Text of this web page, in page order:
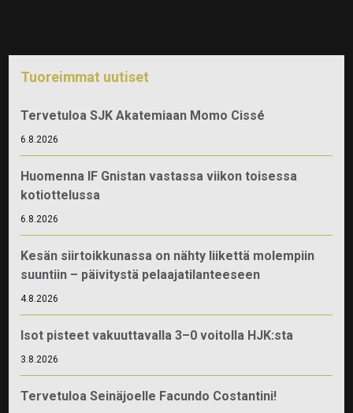
Tuoreimmat uutiset
Tervetuloa SJK Akatemiaan Momo Cissé
6.8.2026
Huomenna IF Gnistan vastassa viikon toisessa
kotiottelussa
6.8.2026
Kesän siirtoikkunassa on nähty liikettä molempiin
suuntiin – päivitystä pelaajatilanteeseen
4.8.2026
Isot pisteet vakuuttavalla 3–0 voitolla HJK:sta
3.8.2026
Tervetuloa Seinäjoelle Facundo Costantini!